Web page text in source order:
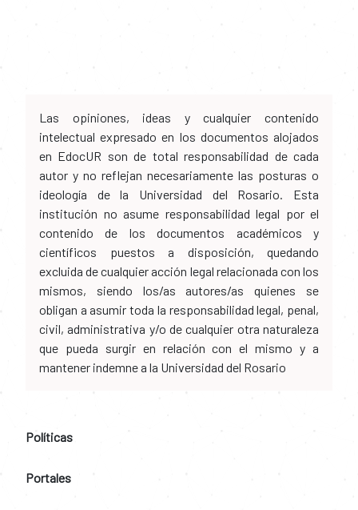
en EdocUR son de total responsabilidad de cada
autor y no reflejan necesariamente las posturas o
ideología de la Universidad del Rosario. Esta
institución no asume responsabilidad legal por el
contenido de los documentos académicos y
científicos puestos a disposición, quedando
excluida de cualquier acción legal relacionada con los
mismos, siendo los/as autores/as quienes se
obligan a asumir toda la responsabilidad legal, penal,
civil, administrativa y/o de cualquier otra naturaleza
que pueda surgir en relación con el mismo y a
mantener indemne a la Universidad del Rosario
Portales